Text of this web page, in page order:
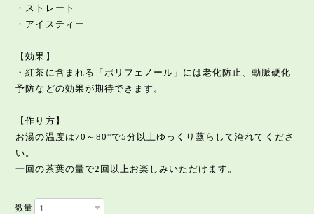
・ストレート
・アイスティー
【効果】
・紅茶に含まれる「ポリフェノール」には老化防止、動脈硬化
予防などの効果が期待できます。
【作り方】
お湯の温度は70～80°で5分以上ゆっくり蒸らして淹れてくださ
い。
一回の茶葉の量で2回以上お楽しみいただけます。
数量